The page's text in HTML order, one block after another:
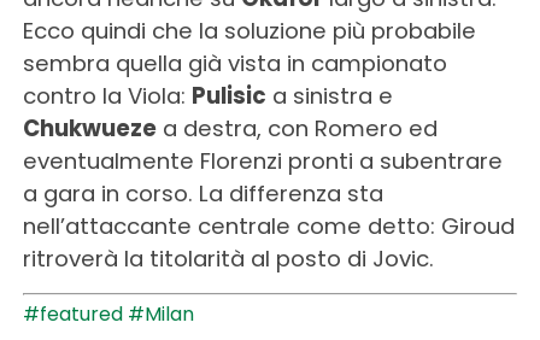
Ecco quindi che la soluzione più probabile
sembra quella già vista in campionato
contro la Viola: Pulisic a sinistra e
Chukwuezea destra, con Romero ed
eventualmente Florenzi pronti a subentrare
a gara in corso. La differenza sta
nell’attaccante centrale come detto: Giroud
ritroverà la titolarità al posto di Jovic.
#featured #Milan